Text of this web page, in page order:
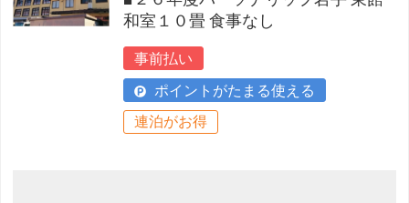
和室１０畳 食事なし
事前払い
ポイントがたまる使える
連泊がお得